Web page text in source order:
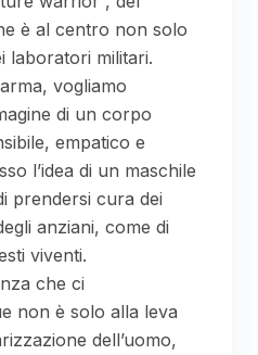
è al centro non solo
laboratori militari.
vogliamo
di un corpo
empatico e
l’idea di un maschile
prendersi cura dei
anziani, come di
viventi.
che ci
non è solo alla leva
dell’uomo,